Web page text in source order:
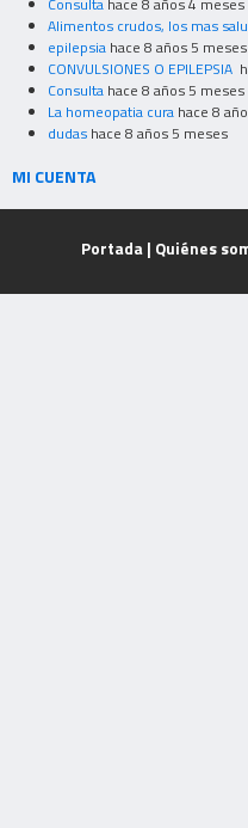
Alimentos crudos, los mas
epilepsia hace 8 años 5 meses
CONVULSIONES O EPILEPSIA
Consulta hace 8 años 5 meses
La homeopatia cura hace 8
dudas hace 8 años 5 meses
MI CUENTA
Portada | Quiénes